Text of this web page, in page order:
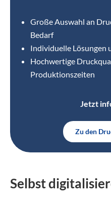
Große Auswahl an
Bedarf
Individuelle Lösungen
Hochwertige
Produktionszeiten
Jetzt
Zu den
Selbst